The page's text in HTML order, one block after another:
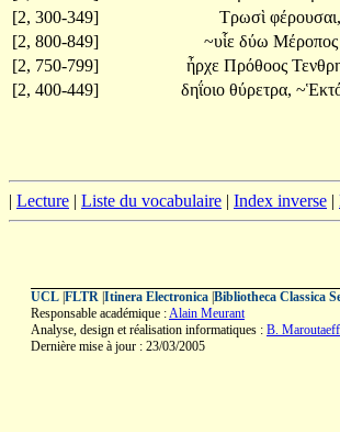
[2, 300-349]
Τρωσὶ φέρουσαι,
[2, 800-849]
~υἷε δύω Μέροπος
[2, 750-799]
ἦρχε Πρόθοος
[2, 400-449]
δηΐοιο θύρετρα,
| Lecture | Liste du vocabulaire | Index inverse |
UCL FLTR Itinera Electronica Bibliotheca Classica
Responsable académique :Alain Meurant
Analyse, design et réalisation informatiques : B. Maroutaeff
Dernière mise à jour : 23/03/2005